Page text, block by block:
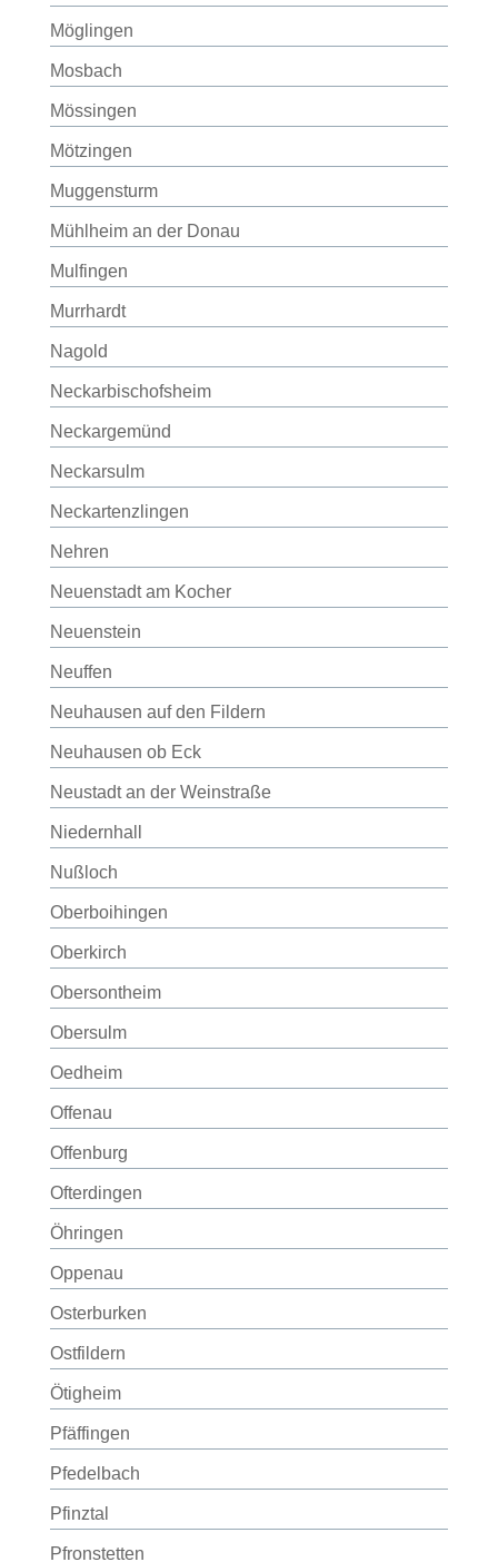
Möglingen
Mosbach
Mössingen
Mötzingen
Muggensturm
Mühlheim an der Donau
Mulfingen
Murrhardt
Nagold
Neckarbischofsheim
Neckargemünd
Neckarsulm
Neckartenzlingen
Nehren
Neuenstadt am Kocher
Neuenstein
Neuffen
Neuhausen auf den Fildern
Neuhausen ob Eck
Neustadt an der Weinstraße
Niedernhall
Nußloch
Oberboihingen
Oberkirch
Obersontheim
Obersulm
Oedheim
Offenau
Offenburg
Ofterdingen
Öhringen
Oppenau
Osterburken
Ostfildern
Ötigheim
Pfäffingen
Pfedelbach
Pfinztal
Pfronstetten